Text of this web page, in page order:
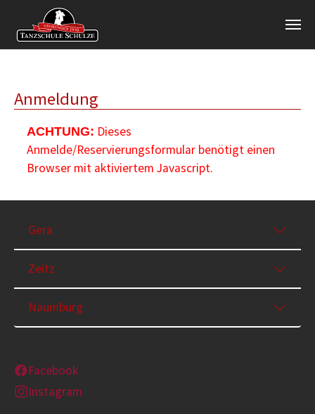
Anmeldung
ACHTUNG: Dieses
Anmelde/Reservierungsformular benötigt einen
Browser mit aktiviertem Javascript.
Gera
Zeitz
Naumburg
Facebook
Instagram